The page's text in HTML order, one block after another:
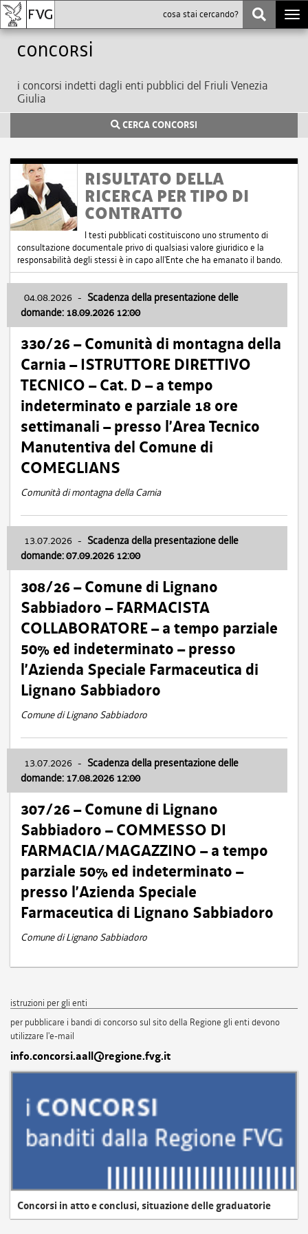
Concorsi
i concorsi indetti dagli enti pubblici del Friuli Venezia
Giulia
CERCA CONCORSI
RISULTATO DELLA
RICERCA PER TIPO DI
CONTRATTO
I testi pubblicati costituiscono uno strumento di
consultazione documentale privo di qualsiasi valore giuridico e la
responsabilità degli stessi è in capo all'Ente che ha emanato il bando.
04.08.2026 - Scadenza della presentazione delle
domande: 18.09.2026 12:00
330/26 – Comunità di montagna della
Carnia – ISTRUTTORE DIRETTIVO
TECNICO – Cat. D – a tempo
indeterminato e parziale 18 ore
settimanali – presso l’Area Tecnico
Manutentiva del Comune di
COMEGLIANS
Comunità di montagna della Carnia
13.07.2026 - Scadenza della presentazione delle
domande: 07.09.2026 12:00
308/26 – Comune di Lignano
Sabbiadoro – FARMACISTA
COLLABORATORE – a tempo parziale
50% ed indeterminato – presso
l’Azienda Speciale Farmaceutica di
Lignano Sabbiadoro
Comune di Lignano Sabbiadoro
13.07.2026 - Scadenza della presentazione delle
domande: 17.08.2026 12:00
307/26 – Comune di Lignano
Sabbiadoro – COMMESSO DI
FARMACIA/MAGAZZINO – a tempo
parziale 50% ed indeterminato –
presso l’Azienda Speciale
Farmaceutica di Lignano Sabbiadoro
Comune di Lignano Sabbiadoro
istruzioni per gli enti
per pubblicare i bandi di concorso sul sito della Regione gli enti devono
utilizzare l'e-mail
info.concorsi.aall@regione.fvg.it
Concorsi in atto e conclusi, situazione delle graduatorie